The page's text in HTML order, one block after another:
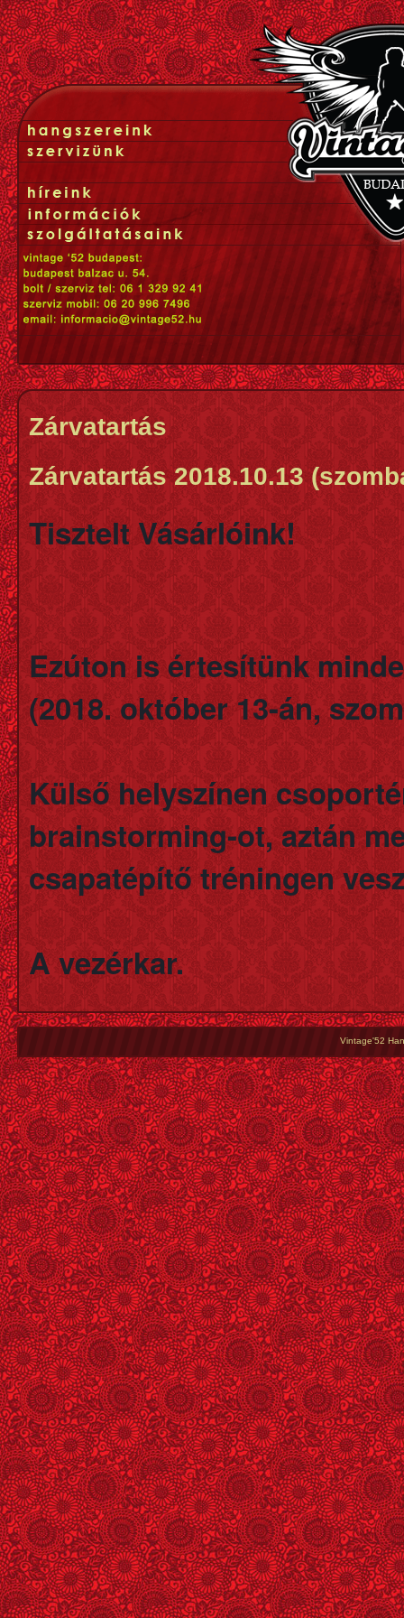
Zárvatartás
Zárvatartás 2018.10.13
Tisztelt Vásárlóink!
Ezúton is értesítünk
(2018. október 13-án,
Külső helyszínen
brainstorming-ot, aztán
csapatépítő tréningen
A vezérkar.
Vintage'52